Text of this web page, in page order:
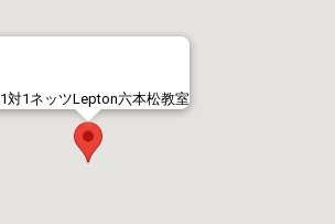
1対1ネッツLepton六本松教室